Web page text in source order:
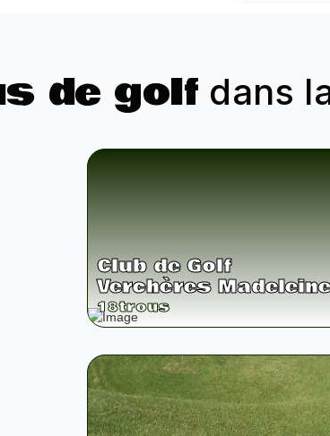
de golf dans
Club de Golf
Verchères Madeleine
18trous